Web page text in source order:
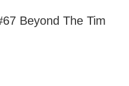
Beyond The Tim